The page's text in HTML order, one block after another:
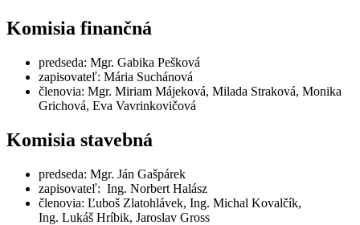
Komisia finančná
predseda: Mgr. Gabika Pešková
zapisovateľ: Mária Suchánová
členovia: Mgr. Miriam Májeková, Milada Straková, Monika
Grichová, Eva Vavrinkovičová
Komisia stavebná
predseda: Mgr. Ján Gašpárek
zapisovateľ: Ing. Norbert Halász
členovia: Ľuboš Zlatohlávek, Ing. Michal Kovalčík,
Ing. Lukáš Hríbik, Jaroslav Gross